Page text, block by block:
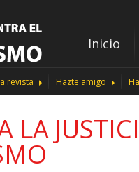
Inicio
revista Hazte amigo
LA